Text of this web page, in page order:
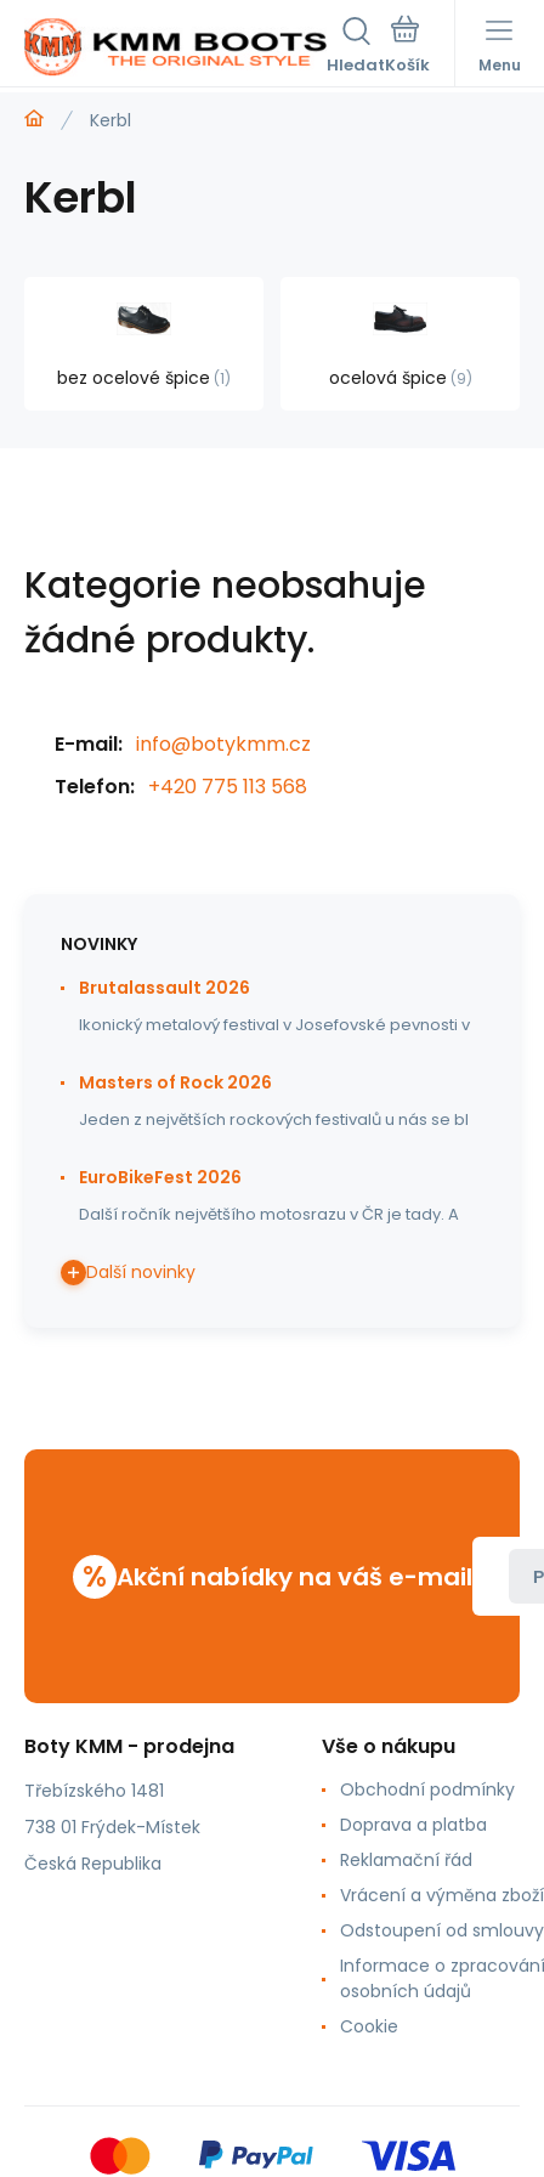
Hledat Menu
Kerbl
Kerbl
bez ocelové špice 1 ocelová špice 9
Kategorie neobsahuje
žádné produkty.
E-mail: info@botykmm.cz
Telefon: +420 775 113 568
NOVINKY
Brutalassault 2026
Ikonický metalový festival v Josefovské pevnosti v
Masters of Rock 2026
Jeden z největších rockových festivalů u nás se bl
EuroBikeFest 2026
Další ročník největšího motosrazu v ČR je tady. A
Další novinky
% Akční nabídky na váš e-mail
Boty KMM - prodejna
Třebízského 1481
738 01 Frýdek-Místek
Česká Republika
Vše o nákupu
Obchodní podmínky
Doprava a platba
Reklamační řád
Vrácení a výměna zboží
Odstoupení od smlouvy
Informace o zpracování
osobních údajů
Cookie